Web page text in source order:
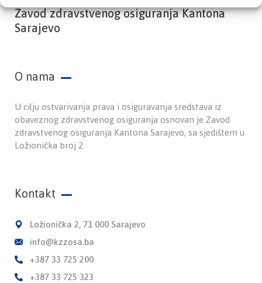
Zavod zdravstvenog osiguranja Kantona
Sarajevo
O nama
U cilju ostvarivanja prava i osiguravanja sredstava iz
obaveznog zdravstvenog osiguranja osnovan je Zavod
zdravstvenog osiguranja Kantona Sarajevo, sa sjedištem u
Ložionička broj 2.
Kontakt
Ložionička 2, 71 000 Sarajevo
info@kzzosa.ba
+387 33 725 200
+387 33 725 323